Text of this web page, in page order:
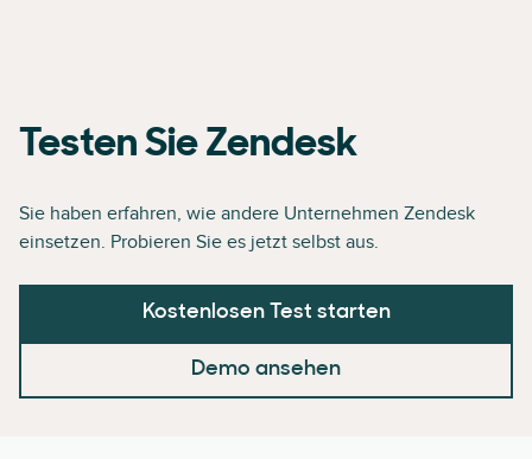
Testen Sie Zendesk
Sie haben erfahren, wie andere Unternehmen Zendesk
einsetzen. Probieren Sie es jetzt selbst aus.
Kostenlosen Test starten
Demo ansehen